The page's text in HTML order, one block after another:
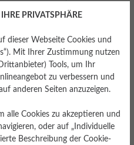
für
jeden
PRIVATSPHÄRE
dieser Webseite Cookies und
Mit Ihrer Zustimmung nutzen
Tools, um Ihr
zu verbessern und
anderen Seiten anzuzeigen.
alle Cookies zu akzeptieren und
oder auf „Individuelle
Beschreibung der Cookie-